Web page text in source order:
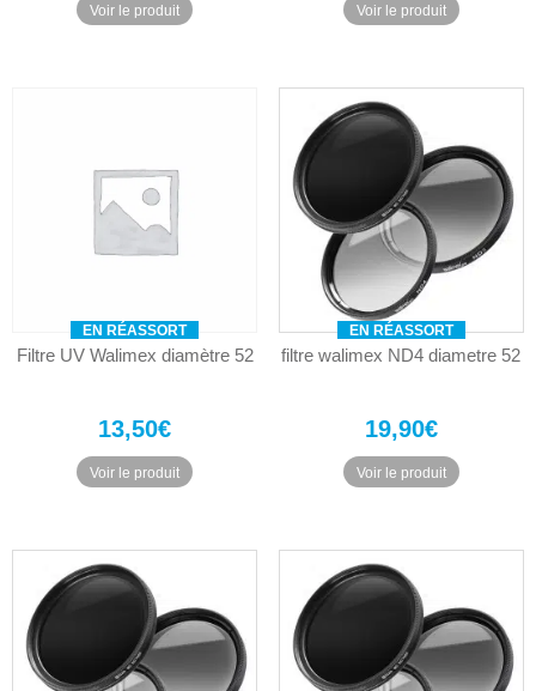
Voir le produit Voir le produit
EN RÉASSORT
Filtre UV Walimex diamètre 52
13,50€
Voir le produit
EN RÉASSORT
filtre walimex ND4 diametre 52
19,90€
Voir le produit